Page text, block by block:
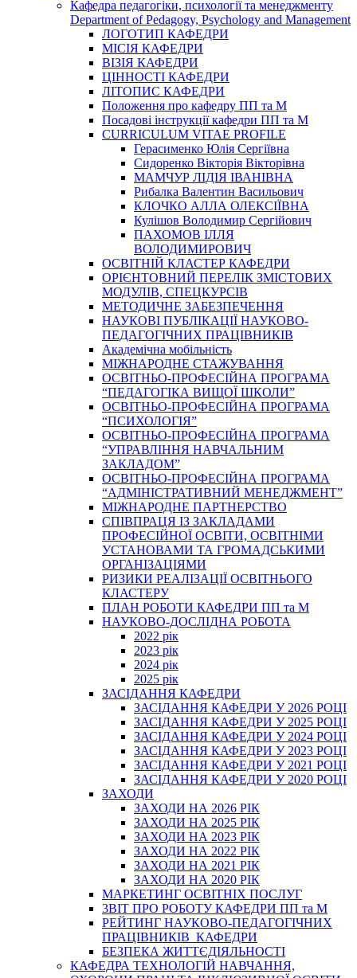
Кафедра педагогіки, психології та менеджменту
Department of Pedagogy, Psychology and Management
ЛОГОТИП КАФЕДРИ
МІСІЯ КАФЕДРИ
ВІЗІЯ КАФЕДРИ
ЦІННОСТІ КАФЕДРИ
ЛІТОПИС КАФЕДРИ
Положення про кафедру ПП та М
Посадові інструкції кафедри ПП та М
CURRICULUM VITAE PROFILE
Герасименко Юлія Сергіївна
Сидоренко Вікторія Вікторівна
МАМЧУР ЛІДІЯ ІВАНІВНА
Рибалка Валентин Васильович
КЛОЧКО АЛЛА ОЛЕКСІЇВНА
Кулішов Володимир Сергійович
ПАХОМОВ ІЛЛЯ
ВОЛОДИМИРОВИЧ
ОСВІТНІЙ КЛАСТЕР КАФЕДРИ
ОРІЄНТОВНИЙ ПЕРЕЛІК ЗМІСТОВИХ
МОДУЛІВ, СПЕЦКУРСІВ
МЕТОДИЧНЕ ЗАБЕЗПЕЧЕННЯ
НАУКОВІ ПУБЛІКАЦІЇ НАУКОВО-
ПЕДАГОГІЧНИХ ПРАЦІВНИКІВ
Академічна мобільність
МІЖНАРОДНЕ СТАЖУВАННЯ
ОСВІТНЬО-ПРОФЕСІЙНА ПРОГРАМА
“ПЕДАГОГІКА ВИЩОЇ ШКОЛИ”
ОСВІТНЬО-ПРОФЕСІЙНА ПРОГРАМА
“ПСИХОЛОГІЯ”
ОСВІТНЬО-ПРОФЕСІЙНА ПРОГРАМА
“УПРАВЛІННЯ НАВЧАЛЬНИМ
ЗАКЛАДОМ”
ОСВІТНЬО-ПРОФЕСІЙНА ПРОГРАМА
“АДМІНІСТРАТИВНИЙ МЕНЕДЖМЕНТ”
МІЖНАРОДНЕ ПАРТНЕРСТВО
СПІВПРАЦЯ ІЗ ЗАКЛАДАМИ
ПРОФЕСІЙНОЇ ОСВІТИ, ОСВІТНІМИ
УСТАНОВАМИ ТА ГРОМАДСЬКИМИ
ОРГАНІЗАЦІЯМИ
РИЗИКИ РЕАЛІЗАЦІЇ ОСВІТНЬОГО
КЛАСТЕРУ
ПЛАН РОБОТИ КАФЕДРИ ПП та М
НАУКОВО-ДОСЛІДНА РОБОТА
2022 рік
2023 рік
2024 рік
2025 рік
ЗАСІДАННЯ КАФЕДРИ
ЗАСІДАННЯ КАФЕДРИ У 2026 РОЦІ
ЗАСІДАННЯ КАФЕДРИ У 2025 РОЦІ
ЗАСІДАННЯ КАФЕДРИ У 2024 РОЦІ
ЗАСІДАННЯ КАФЕДРИ У 2023 РОЦІ
ЗАСІДАННЯ КАФЕДРИ У 2021 РОЦІ
ЗАСІДАННЯ КАФЕДРИ У 2020 РОЦІ
ЗАХОДИ
ЗАХОДИ НА 2026 РІК
ЗАХОДИ НА 2025 РІК
ЗАХОДИ НА 2023 РІК
ЗАХОДИ НА 2022 РІК
ЗАХОДИ НА 2021 РІК
ЗАХОДИ НА 2020 РІК
МАРКЕТИНГ ОСВІТНІХ ПОСЛУГ
3BIT ПРО РОБОТУ КАФЕДРИ ПП та М
РЕЙТИНГ НАУКОВО-ПЕДАГОГІЧНИХ
ПРАЦІВНИКІВ КАФЕДРИ
БЕЗПЕКА ЖИТТЄДІЯЛЬНОСТІ
КАФЕДРА ТЕХНОЛОГІЙ НАВЧАННЯ,